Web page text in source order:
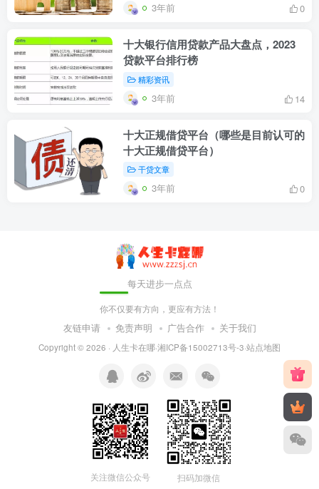
3年前 0
十大银行信用贷款产品大盘点，2023
贷款平台排行榜
精彩资讯
3年前 14
十大正规借贷平台（哪些是目前认可的
十大正规借贷平台）
干贷文章
3年前 0
每天进步一点点
你不仅要有方向，更应有方法！
友链申请 免责声明 广告合作 关于我们
Copyright © 2026 · 人生卡在哪·湘ICP备15002713号-3·站点地图
关注微信公众号 扫码加微信